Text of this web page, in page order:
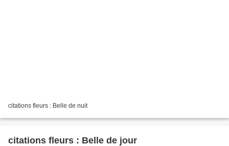
citations fleurs : Belle de nuit
citations fleurs : Belle de jour